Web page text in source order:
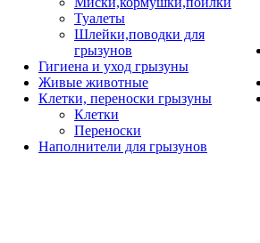
Туалеты
Шлейки,поводки для
грызунов
Гигиена и уход грызуны
Живые животные
Клетки, переноски грызуны
Клетки
Переноски
Наполнители для грызунов